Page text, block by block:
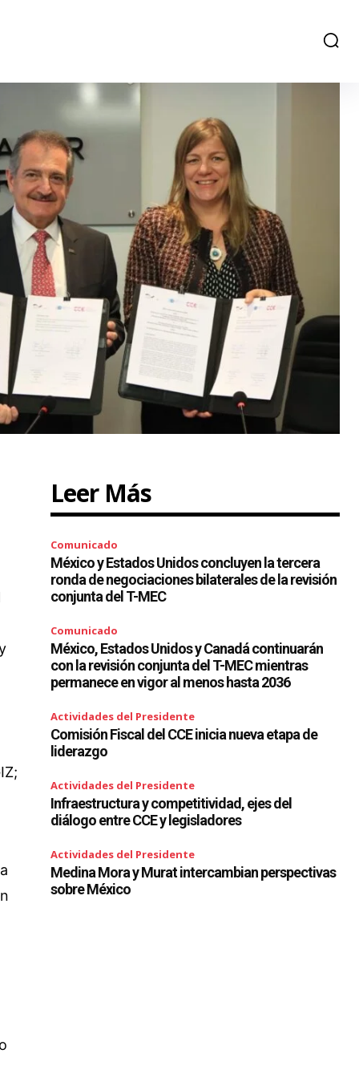
Leer Más
Comunicado
México y Estados Unidos concluyen la tercera
ronda de negociaciones bilaterales de la revisión
conjunta del T-MEC
Comunicado
México, Estados Unidos y Canadá continuarán
con la revisión conjunta del T-MEC mientras
permanece en vigor al menos hasta 2036
Actividades del Presidente
Comisión Fiscal del CCE inicia nueva etapa de
liderazgo
Actividades del Presidente
Infraestructura y competitividad, ejes del
diálogo entre CCE y legisladores
Actividades del Presidente
Medina Mora y Murat intercambian perspectivas
sobre México